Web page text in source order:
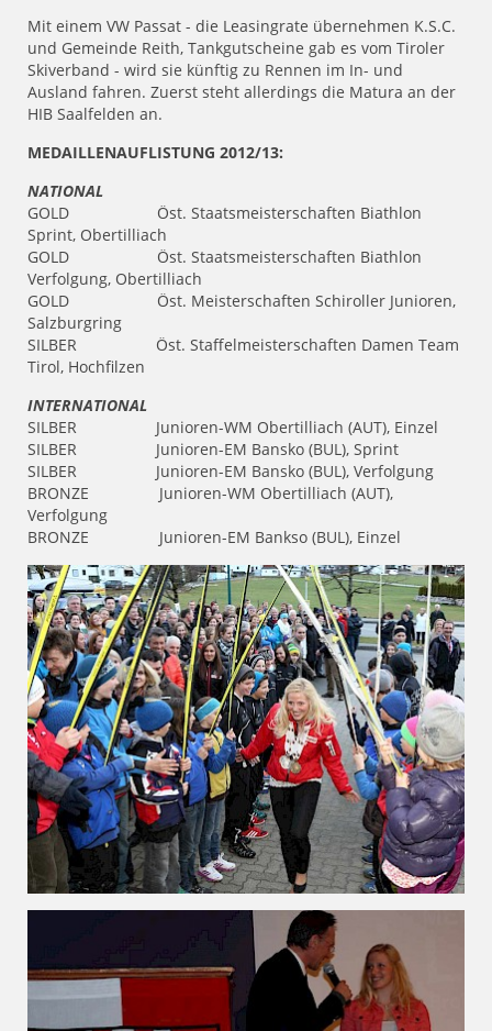
Mit einem VW Passat - die Leasingrate übernehmen K.S.C.
und Gemeinde Reith, Tankgutscheine gab es vom Tiroler
Skiverband - wird sie künftig zu Rennen im In- und
Ausland fahren. Zuerst steht allerdings die Matura an der
HIB Saalfelden an.
MEDAILLENAUFLISTUNG 2012/13:
NATIONAL
GOLD Öst. Staatsmeisterschaften Biathlon
Sprint, Obertilliach
GOLD Öst. Staatsmeisterschaften Biathlon
Verfolgung, Obertilliach
GOLD Öst. Meisterschaften Schiroller Junioren,
Salzburgring
SILBER Öst. Staffelmeisterschaften Damen Team
Tirol, Hochfilzen
INTERNATIONAL
SILBER Junioren-WM Obertilliach (AUT), Einzel
SILBER Junioren-EM Bansko (BUL), Sprint
SILBER Junioren-EM Bansko (BUL), Verfolgung
BRONZE Junioren-WM Obertilliach (AUT),
Verfolgung
BRONZE Junioren-EM Bankso (BUL), Einzel